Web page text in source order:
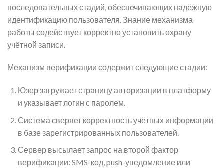
последовательных стадий, обеспечивающих надёжную
идентификацию пользователя. Знание механизма
работы содействует корректно установить охрану
учётной записи.
Механизм верификации содержит следующие стадии:
Юзер загружает страницу авторизации в платформу
и указывает логин с паролем.
Система сверяет корректность учётных информации
в базе зарегистрированных пользователей.
Сервер высылает запрос на второй фактор
верификации: SMS-код, push-уведомление или